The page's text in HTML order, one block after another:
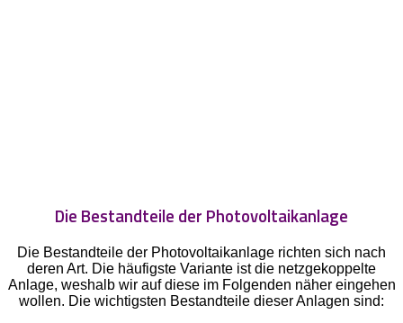
Die Bestandteile der Photovoltaikanlage
Die Bestandteile der Photovoltaikanlage richten sich nach
deren Art. Die häufigste Variante ist die netzgekoppelte
Anlage, weshalb wir auf diese im Folgenden näher eingehen
wollen. Die wichtigsten Bestandteile dieser Anlagen sind: